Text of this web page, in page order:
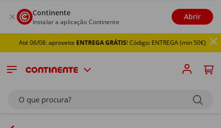
Continente
Instalar a aplicação Continente
Abrir
Até 06/08: aproveiteENTREGA GRÁTIS! Código: ENTREGA (min 50€)
O que procura?